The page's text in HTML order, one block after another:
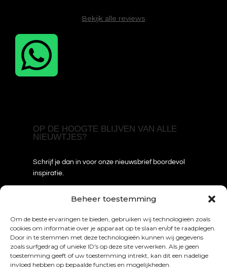
Beheer toestemming
Om de beste ervaringen te bieden, gebruiken wij technologieën zoals
cookies om informatie over je apparaat op te slaan en/of te raadplegen.
Door in te stemmen met deze technologieën kunnen wij gegevens
zoals surfgedrag of unieke ID's op deze site verwerken. Als je geen
toestemming geeft of uw toestemming intrekt, kan dit een nadelige
invloed hebben op bepaalde functies en mogelijkheden.
Bekijk alle reviews

OP DE HOOGTE BLIJVEN VAN ALLE
NIEUWTJES?
Schrijf je dan in voor onze nieuwsbrief boordevol
inspiratie.
Achternaam*